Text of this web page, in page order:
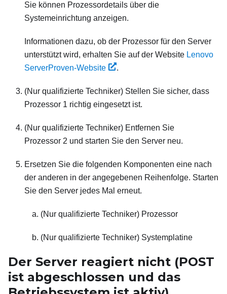
Sie können Prozessordetails über die
Systemeinrichtung anzeigen.
Informationen dazu, ob der Prozessor für den Server
unterstützt wird, erhalten Sie auf der Website Lenovo
ServerProven-Website
.
(Nur qualifizierte Techniker) Stellen Sie sicher, dass
Prozessor 1 richtig eingesetzt ist.
(Nur qualifizierte Techniker) Entfernen Sie
Prozessor 2 und starten Sie den Server neu.
Ersetzen Sie die folgenden Komponenten eine nach
der anderen in der angegebenen Reihenfolge. Starten
Sie den Server jedes Mal erneut.
(Nur qualifizierte Techniker) Prozessor
(Nur qualifizierte Techniker) Systemplatine
Der Server reagiert nicht (POST
ist abgeschlossen und das